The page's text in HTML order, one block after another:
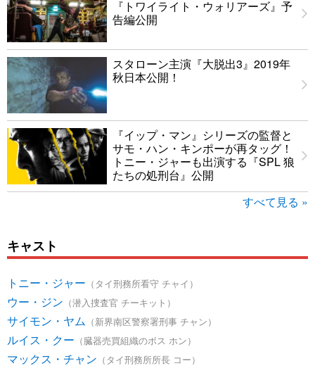
『トワイライト・ウォリアーズ』予
告編公開
スタローン主演『大脱出3』2019年
秋日本公開！
『イップ・マン』シリーズの監督と
サモ・ハン・キンポーが再タッグ！
トニー・ジャーも出演する『SPL 狼
たちの処刑台』公開
すべて見る »
キャスト
トニー・ジャー （タイ刑務所看守 チャイ）
ウー・ジン （潜入捜査官 チーキット）
サイモン・ヤム （新界南区警察署刑事 チャン）
ルイス・クー （臓器売買組織のボス ホン）
マックス・チャン （タイ刑務所所長 コー）